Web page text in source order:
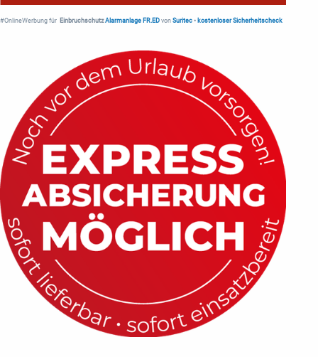
#OnlineWerbung für Einbruchschutz Alarmanlage FR.ED von Suritec • kostenloser Sicherheitscheck